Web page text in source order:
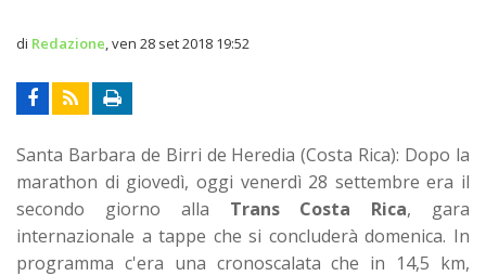
di Redazione ven 28 set 2018 19:52
Santa Barbara de Birri de Heredia (Costa Rica): Dopo la
marathon di giovedì, oggi venerdì 28 settembre era il
secondo giorno alla Trans Costa Rica, gara
internazionale a tappe che si concluderà domenica. In
programma c'era una cronoscalata che in 14,5 km,